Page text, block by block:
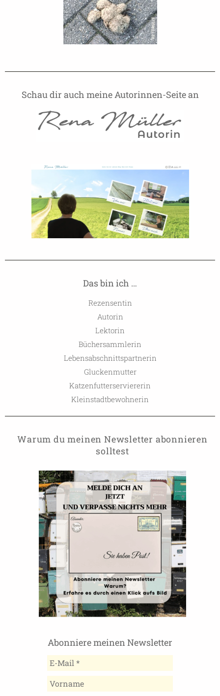
Schau dir auch meine Autorinnen-Seite an
Das bin ich …
Rezensentin
Autorin
Lektorin
Büchersammlerin
Lebensabschnittspartnerin
Gluckenmutter
Katzenfutterserviererin
Kleinstadtbewohnerin
Warum du meinen Newsletter abonnieren
solltest
Abonniere meinen Newsletter